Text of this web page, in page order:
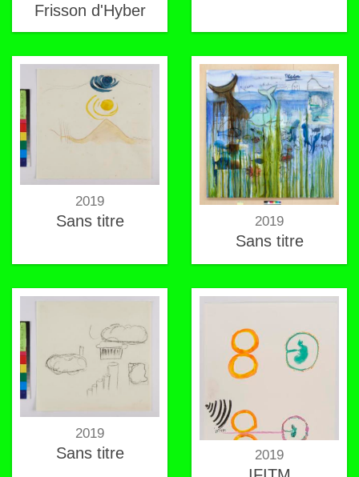
Frisson d'Hyber
2019
Sans titre 2019
Sans titre
2019
Sans titre 2019